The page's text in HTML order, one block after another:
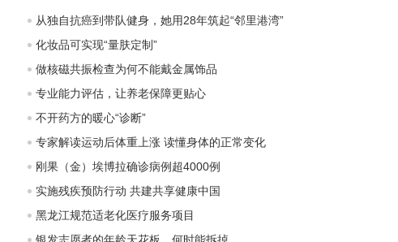
从独自抗癌到带队健身，她用28年筑起“邻里港湾”
化妆品可实现“量肤定制”
做核磁共振检查为何不能戴金属饰品
专业能力评估，让养老保障更贴心
不开药方的暖心“诊断”
专家解读运动后体重上涨 读懂身体的正常变化
刚果（金）埃博拉确诊病例超4000例
实施残疾预防行动 共建共享健康中国
黑龙江规范适老化医疗服务项目